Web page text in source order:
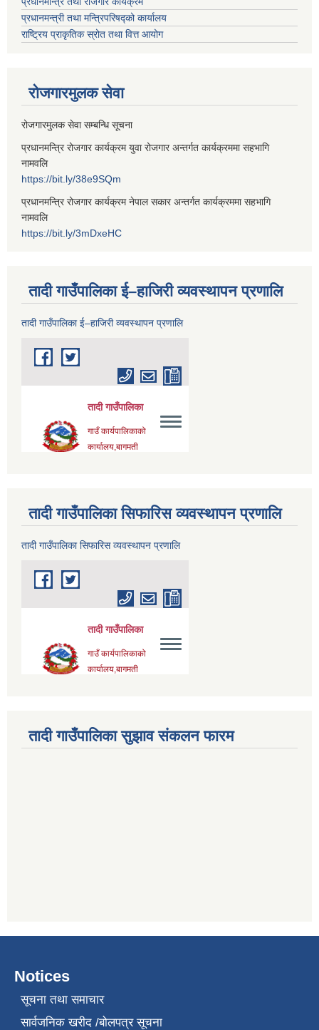
प्रधानमन्त्री तथा मन्त्रिपरिषद्को कार्यालय
राष्ट्रिय प्राकृतिक स्रोत तथा वित्त आयोग
रोजगारमुलक सेवा
रोजगारमुलक सेवा सम्बन्धि सूचना
प्रधानमन्त्रि रोजगार कार्यक्रम युवा रोजगार अन्तर्गत कार्यक्रममा सहभागि
नामवलि
https://bit.ly/38e9SQm
प्रधानमन्त्रि रोजगार कार्यक्रम नेपाल सकार अन्तर्गत कार्यक्रममा सहभागि
नामवलि
https://bit.ly/3mDxeHC
तादी गाउँपालिका ई–हाजिरी व्यवस्थापन प्रणालि
तादी गाउँपालिका ई–हाजिरी व्यवस्थापन प्रणालि
तादी गाउँपालिका सिफारिस व्यवस्थापन प्रणालि
तादी गाउँपालिका सिफारिस व्यवस्थापन प्रणालि
तादी गाउँपालिका सुझाव संकलन फारम
Notices
सूचना तथा समाचार
सार्वजनिक खरीद /बोलपत्र सूचना